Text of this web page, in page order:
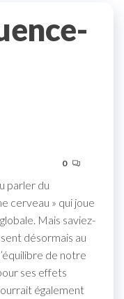
0
parler du
cerveau » qui joue
Mais saviez-
désormais au
de notre
ses effets
également